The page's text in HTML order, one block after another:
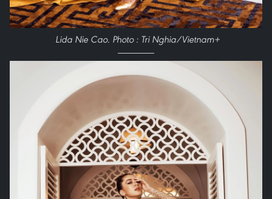
Lida Nie Cao. Photo : Tri Nghia/Vietnam+